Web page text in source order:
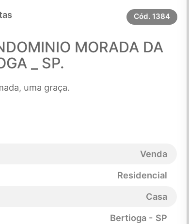
Cód. 1384
MORADA DA
_ SP.
uma graça.
Venda
Residencial
Casa
Bertioga - SP